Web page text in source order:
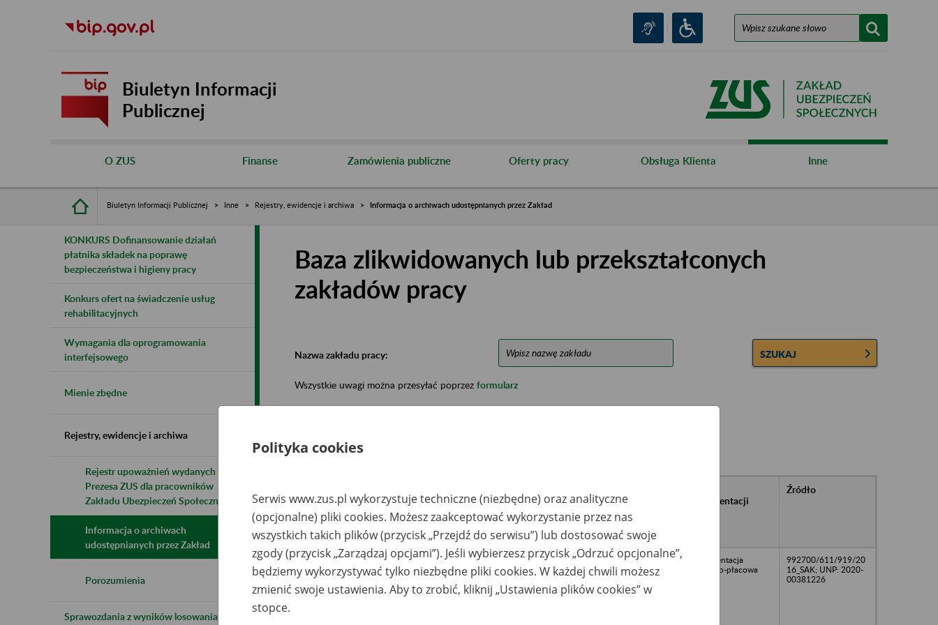
Biuletyn Informacji
Publicznej
O ZUS Finanse Zamówienia publiczne Oferty pracy Obsługa Klienta Inne
Biuletyn Informacji Publicznej Inne Rejestry, ewidencje i archiwa Informacja o archiwach udostępnianych przez Zakład
KONKURS Dofinansowanie działań
płatnika składek na poprawę
bezpieczeństwa i higieny pracy
Konkurs ofert na świadczenie usług
rehabilitacyjnych
Wymagania dla oprogramowania
interfejsowego
Mienie zbędne
Rejestry, ewidencje i archiwa
Rejestr upoważnień wydanych przez
Prezesa ZUS dla pracowników
Zakładu Ubezpieczeń Społecznych
Informacja o archiwach
udostępnianych przez Zakład
Porozumienia
Sprawozdania z wyników losowania do
Baza zlikwidowanych lub przekształconych
zakładów pracy
Nazwa zakładu pracy: SZUKAJ
Wszystkie uwagi można przesyłać poprzez formularz
zlikwidowanego
zakładu pracy
przechowywania
dokumentów
archiwum
państwowym
dokumentacji
archiwach
państwowych
dokumentacji
Źródło
Spółdzielcza Kasa
Oszczędnościowo
Kredytowa JOWISZ w
upadłości
likwidacyjnej -
Pomorska Agencja
Finansowa - Toruń Sp.
z o.o.; 87-100 Toruń,
ul. Ceramiczna 6e
Dokumentacja
osobowo-płacowa
992700/611/919/20
16_SAK; UNP: 2020-
00381226
Polityka cookies
Serwis www.zus.pl wykorzystuje techniczne (niezbędne) oraz analityczne
(opcjonalne) pliki cookies. Możesz zaakceptować wykorzystanie przez nas
wszystkich takich plików (przycisk „Przejdź do serwisu”) lub dostosować swoje
zgody (przycisk „Zarządzaj opcjami”). Jeśli wybierzesz przycisk „Odrzuć opcjonalne”,
będziemy wykorzystywać tylko niezbędne pliki cookies. W każdej chwili możesz
zmienić swoje ustawienia. Aby to zrobić, kliknij „Ustawienia plików cookies” w
stopce.